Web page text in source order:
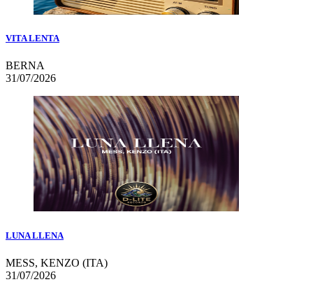
VITA LENTA
BERNA
31/07/2026
LUNA LLENA
MESS, KENZO (ITA)
31/07/2026